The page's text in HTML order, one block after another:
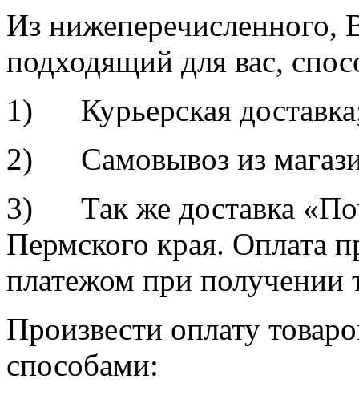
Из
подходящий для вас,
1) Курьерская
2) Самовывоз из
3) Так же доставка
Пермского края. Оплата
платежом при получении
Произвести оплату
способами: